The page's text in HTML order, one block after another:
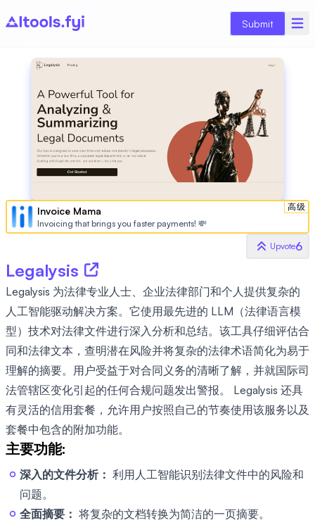
Submit
高级
Invoice Mama
Invoicing that brings you faster payments! 💸
Upvote6
Legalysis
Legalysis 为法律专业人士、企业法律部门和个人提供复杂的
人工智能驱动解决方案。它使用最先进的 LLM（法律语言模
型）技术对法律文件进行深入分析和总结。该工具仔细评估合
同和法律文本，查明潜在风险并将复杂的法律术语简化为易于
理解的摘要。用户受益于对合同义务的清晰了解，并就国际司
法管辖区变化引起的任何合规问题发出警报。 Legalysis 还具
有灵活的信用套餐，允许用户按照自己的节奏使用该服务以及
套餐中包含的附加功能。
主要功能:
深入的文件分析： 利用人工智能识别法律文件中的风险和
问题。
全面摘要： 将复杂的文档转换为简洁的一页摘要。